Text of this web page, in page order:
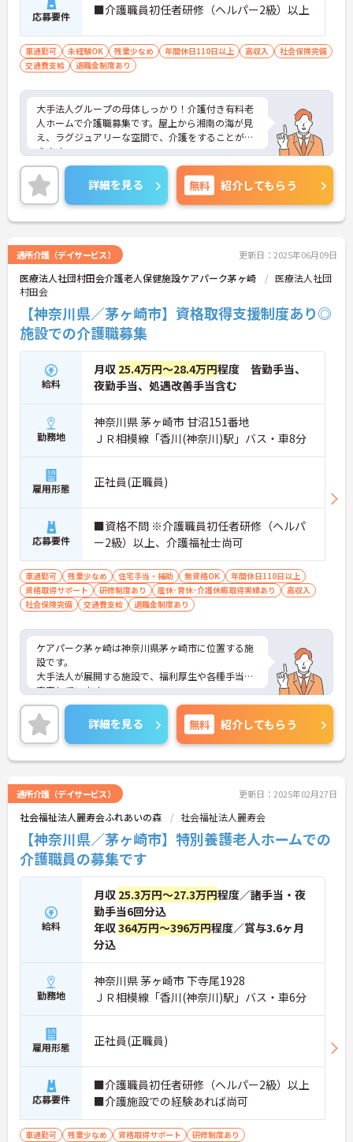
応募要件 ■介護職員初任者研修（ヘルパー2級）以上
車通勤可 未経験OK 残業少なめ 年間休日110日以上 高収入
社会保険完備
交通費支給
退職金制度あり
大手法人グループの母体しっかり！介護付き有料老
人ホームで介護職募集です。屋上から湘南の海が見
え、ラグジュアリーな空間で、介護をすることがで
きます。
ご興味のある方はお気軽にお問い合わせ下さい。
詳細を見る 無料 紹介してもらう
通所介護（デイサービス） 更新日：2025年06月09日
医療法人社団村田会介護老人保健施設ケアパーク茅ヶ崎
医療法人社団
村田会
【神奈川県／茅ヶ崎市】資格取得支援制度あり◎
施設での介護職募集
給料
月収 25.4万円～28.4万円程度 皆勤手当、
夜勤手当、処遇改善手当含む
勤務地
神奈川県 茅ヶ崎市 甘沼151番地
ＪＲ相模線「香川(神奈川)駅」バス・車8分
雇用形態 正社員(正職員)
応募要件
■資格不問 ※介護職員初任者研修（ヘルパ
ー2級）以上、介護福祉士尚可
車通勤可 残業少なめ 住宅手当・補助 無資格OK
年間休日110日以上
資格取得サポート
研修制度あり 産休･育休･介護休暇取得実績あり
高収入
社会保険完備
交通費支給 退職金制度あり
ケアパーク茅ヶ崎は神奈川県茅ヶ崎市に位置する施
設です。
大手法人が展開する施設で、福利厚生や各種手当が
充実しています。
年間休日120日と多く、プライベートとの両立も出
来ます。
ご興味がございましたら面接の対策ポイントなどお
話いたしますので、お気軽にお問い合わせくださ
い。
詳細を見る 無料 紹介してもらう
通所介護（デイサービス） 更新日：2025年02月27日
社会福祉法人麗寿会ふれあいの森 社会福祉法人麗寿会
【神奈川県／茅ヶ崎市】特別養護老人ホームでの
介護職員の募集です
給料
月収 25.3万円～27.3万円程度／諸手当・夜
勤手当6回分込
年収364万円～396万円程度／賞与3.6ヶ月
分込
勤務地
神奈川県 茅ヶ崎市 下寺尾1928
ＪＲ相模線「香川(神奈川)駅」バス・車6分
雇用形態 正社員(正職員)
応募要件
■介護職員初任者研修（ヘルパー2級）以上
■介護施設での経験あれば尚可
車通勤可 残業少なめ 資格取得サポート
研修制度あり